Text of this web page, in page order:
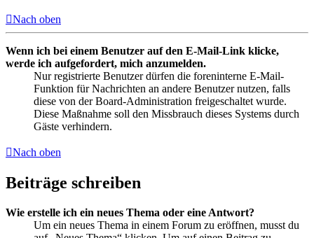
Nach oben
Wenn ich bei einem Benutzer auf den E-Mail-Link klicke,
werde ich aufgefordert, mich anzumelden.
Nur registrierte Benutzer dürfen die foreninterne E-Mail-
Funktion für Nachrichten an andere Benutzer nutzen, falls
diese von der Board-Administration freigeschaltet wurde.
Diese Maßnahme soll den Missbrauch dieses Systems durch
Gäste verhindern.
Nach oben
Beiträge schreiben
Wie erstelle ich ein neues Thema oder eine Antwort?
Um ein neues Thema in einem Forum zu eröffnen, musst du